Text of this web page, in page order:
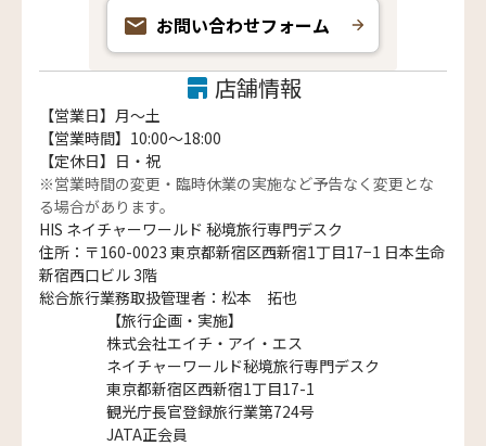
お問い合わせフォーム
店舗情報
【営業日】月〜土
【営業時間】10:00～18:00
【定休日】日・祝
※営業時間の変更・臨時休業の実施など予告なく変更とな
る場合があります。
HIS ネイチャーワールド 秘境旅行専門デスク
住所：〒160-0023 東京都新宿区西新宿1丁目17−1 日本生命
新宿西口ビル 3階
総合旅行業務取扱管理者：松本 拓也
【旅行企画・実施】
株式会社エイチ・アイ・エス
ネイチャーワールド秘境旅行専門デスク
東京都新宿区西新宿1丁目17-1
観光庁長官登録旅行業第724号
JATA正会員